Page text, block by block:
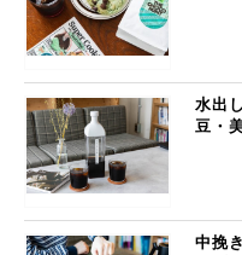
水出
豆・
中挽